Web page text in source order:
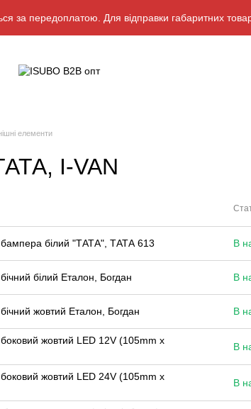
за передоплатою. Для відправки габаритних
елементи
I-VAN
бампера білий "ТАТА", ТАТА 613 В
білий Еталон, Богдан В
жовтий Еталон, Богдан В
жовтий LED 12V (105mm x
В
жовтий LED 24V (105mm x
В